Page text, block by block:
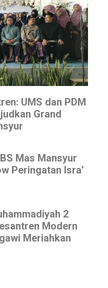
UMS dan PDM
Grand
Mas Mansyur
Peringatan Isra’
2
Modern
Meriahkan